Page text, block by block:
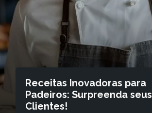
Receitas Inovadoras para
Padeiros: Surpreenda seus
Clientes!